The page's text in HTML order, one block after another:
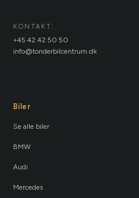
KONTAKT:
+45 42 42 50 50
info@tonderbilcentrum.dk
Biler
Se alle biler
BMW
Audi
Mercedes